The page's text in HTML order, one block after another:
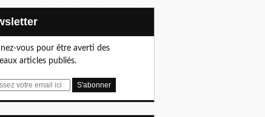
vous pour être averti des
articles publiés.